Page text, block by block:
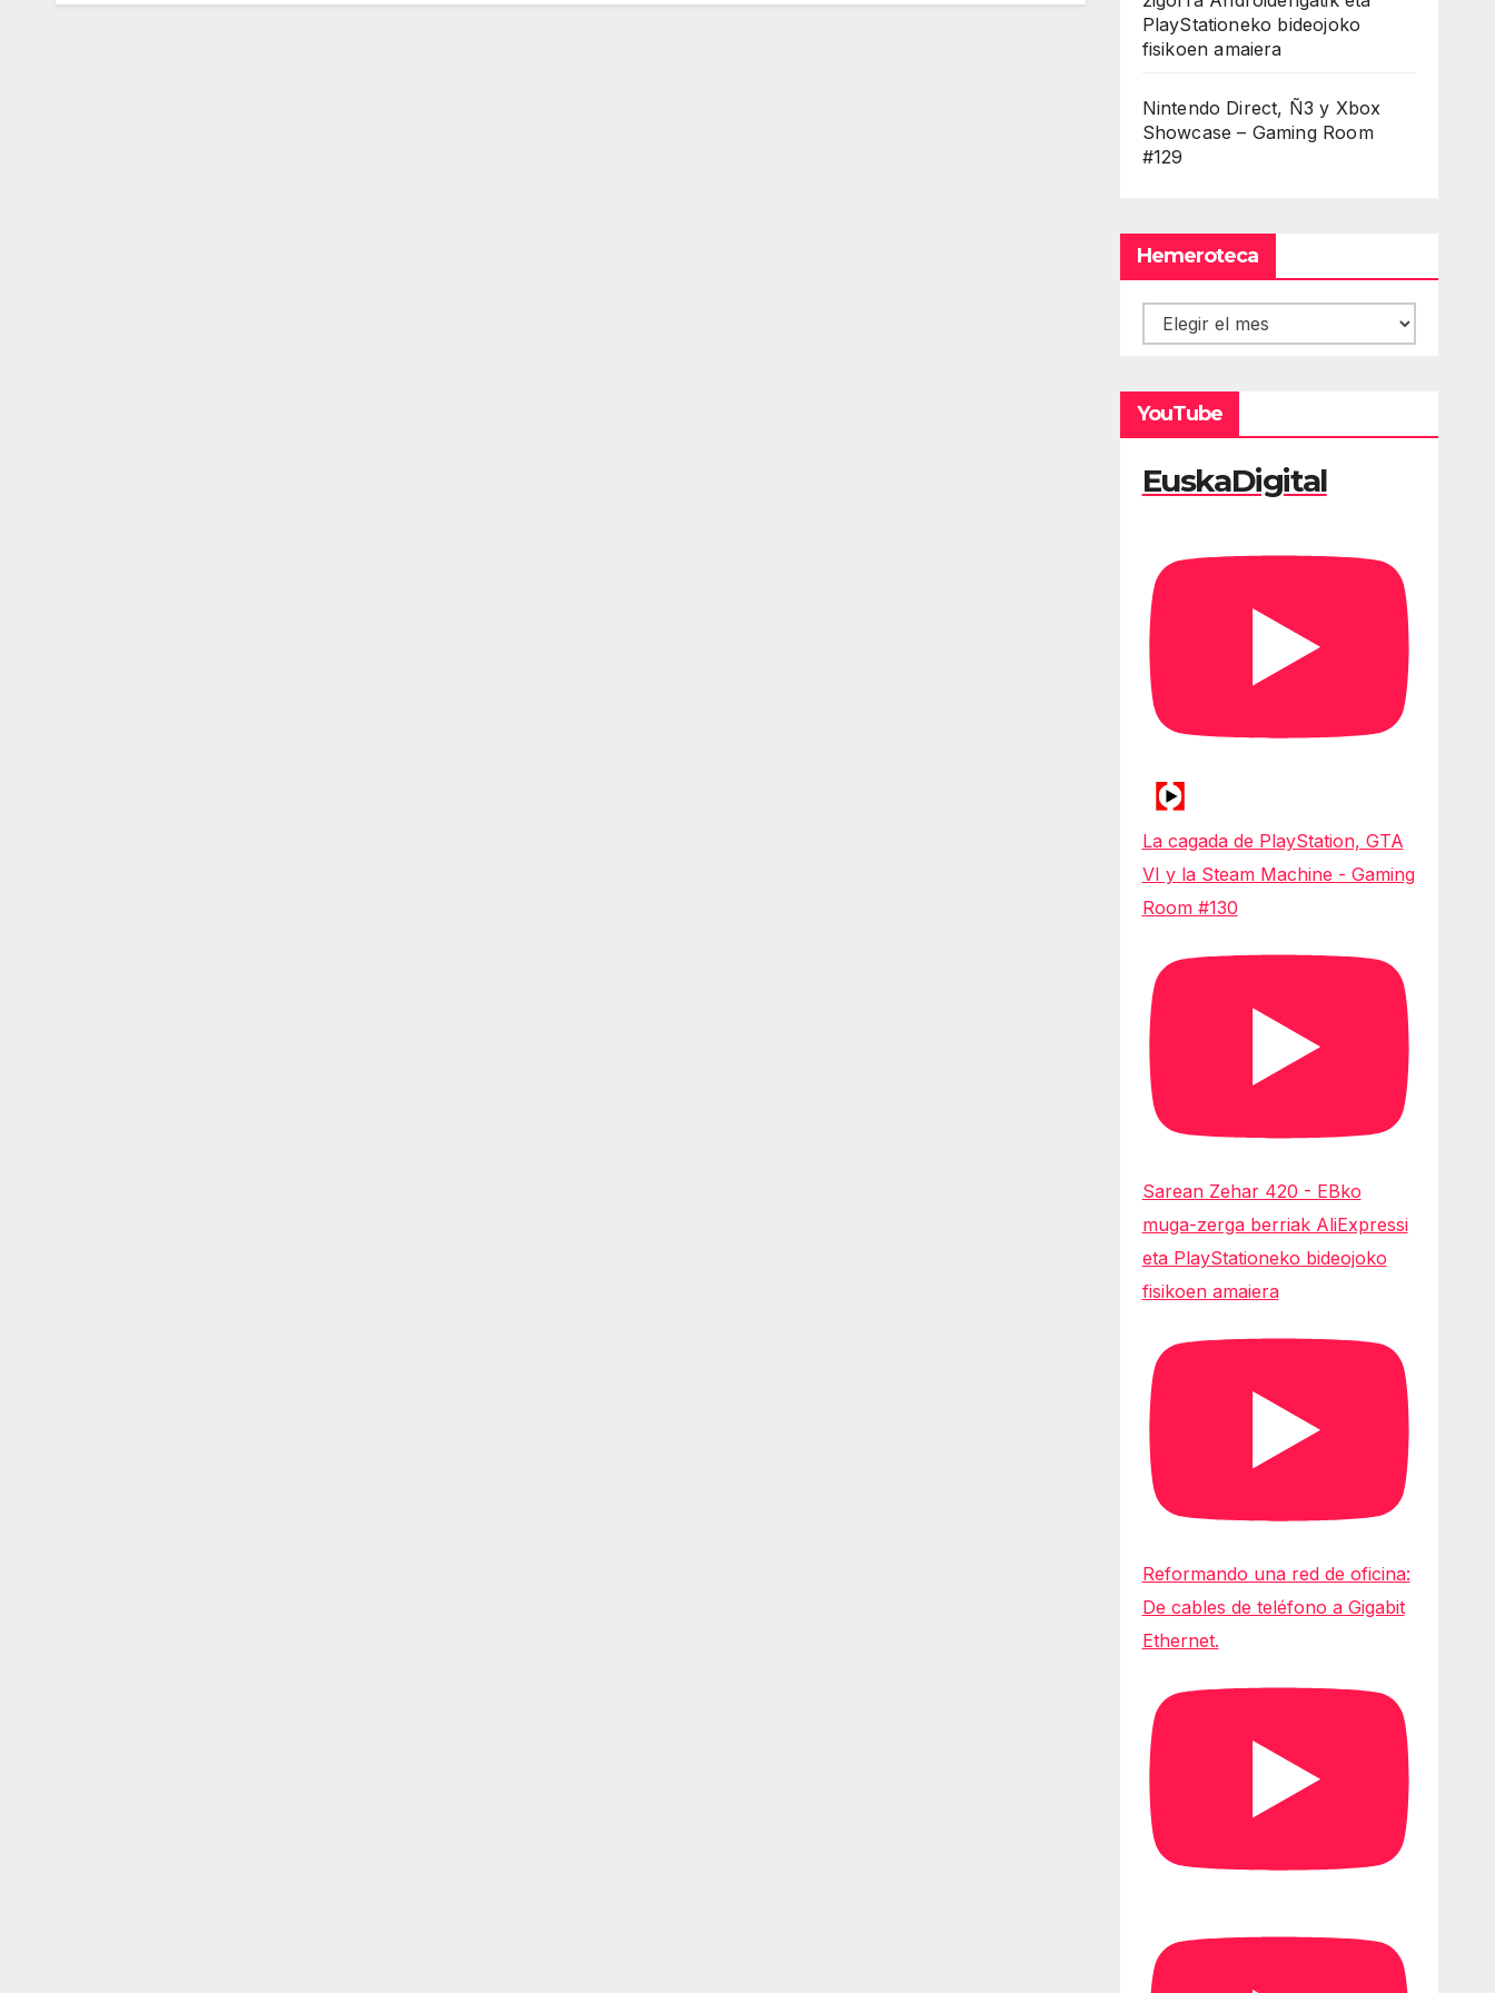
PlayStationeko bideojoko
fisikoen amaiera
Nintendo Direct, Ñ3 y Xbox
Showcase – Gaming Room
#129
Hemeroteca
Hemeroteca
YouTube
EuskaDigital
La cagada de PlayStation, GTA
VI y la Steam Machine - Gaming
Room #130
Sarean Zehar 420 - EBko
muga-zerga berriak AliExpressi
eta PlayStationeko bideojoko
fisikoen amaiera
Reformando una red de oficina:
De cables de teléfono a Gigabit
Ethernet.